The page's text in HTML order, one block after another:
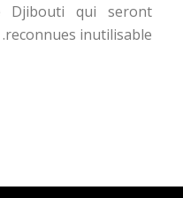
Djibouti qui seront
reconnues inutilisable.